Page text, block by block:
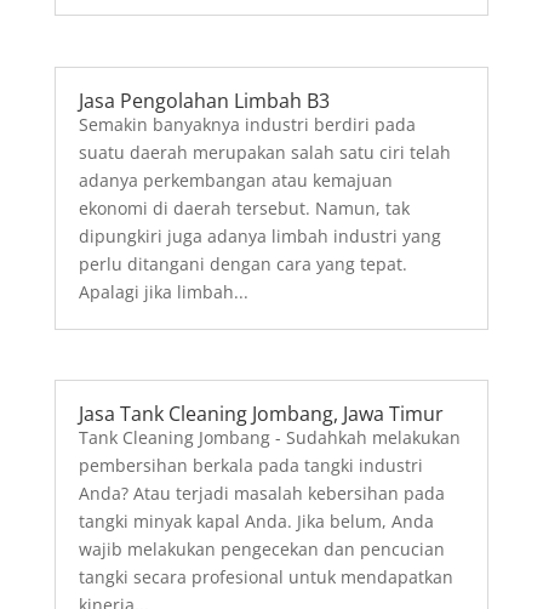
LIHAT LEBIH LENGKAP
Jasa Coating Paint Mojokerto
Memiliki masalah terkait permukaan tangki